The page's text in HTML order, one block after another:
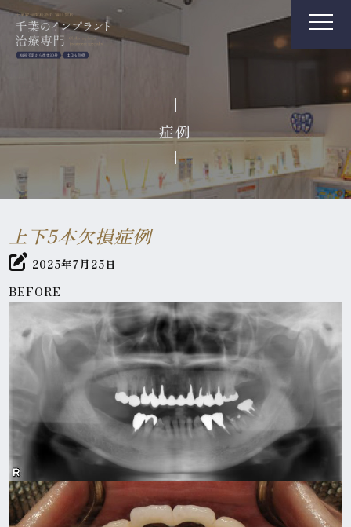
症例
上下5本欠損症例
2025年7月25日
BEFORE